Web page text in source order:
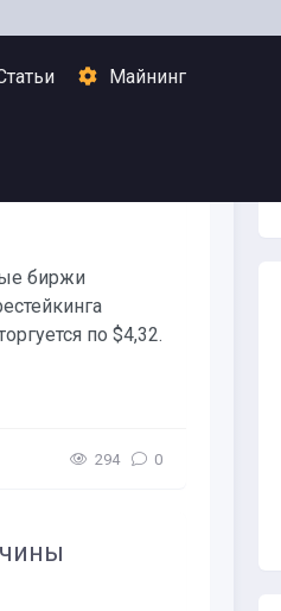
Майнинг
биржи
по $4,32.
294 0